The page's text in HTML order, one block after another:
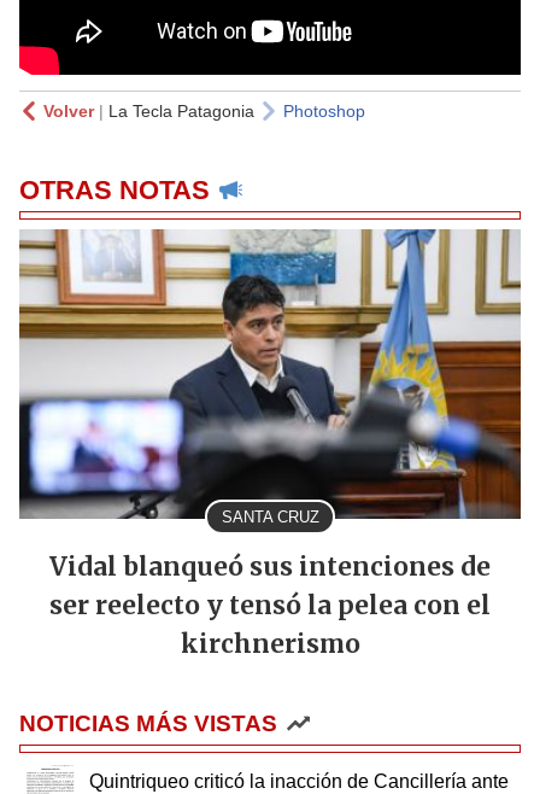
Volver| La Tecla Patagonia Photoshop
OTRAS NOTAS
SANTA CRUZ
Vidal blanqueó sus intenciones de
ser reelecto y tensó la pelea con el
kirchnerismo
NOTICIAS MÁS VISTAS
Quintriqueo criticó la inacción de Cancillería ante